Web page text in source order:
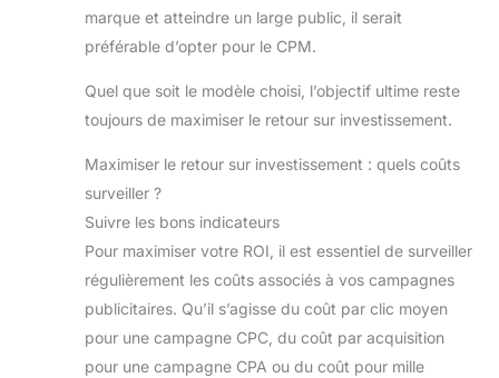
marque et atteindre un large public, il serait
préférable d’opter pour le CPM.
Quel que soit le modèle choisi, l’objectif ultime reste
toujours de maximiser le retour sur investissement.
Maximiser le retour sur investissement : quels coûts
surveiller ?
Suivre les bons indicateurs
Pour maximiser votre ROI, il est essentiel de surveiller
régulièrement les coûts associés à vos campagnes
publicitaires. Qu’il s’agisse du coût par clic moyen
pour une campagne CPC, du coût par acquisition
pour une campagne CPA ou du coût pour mille